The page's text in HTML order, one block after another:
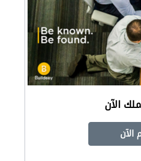
الآن
الآن